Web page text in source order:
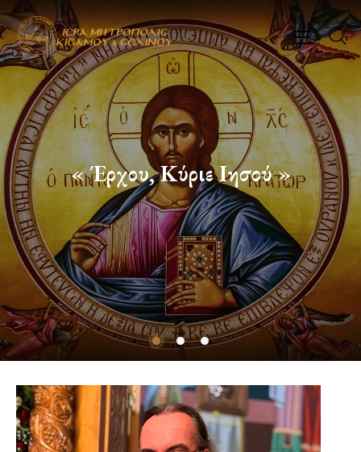
« Έρχου, Κύριε Ιησού »